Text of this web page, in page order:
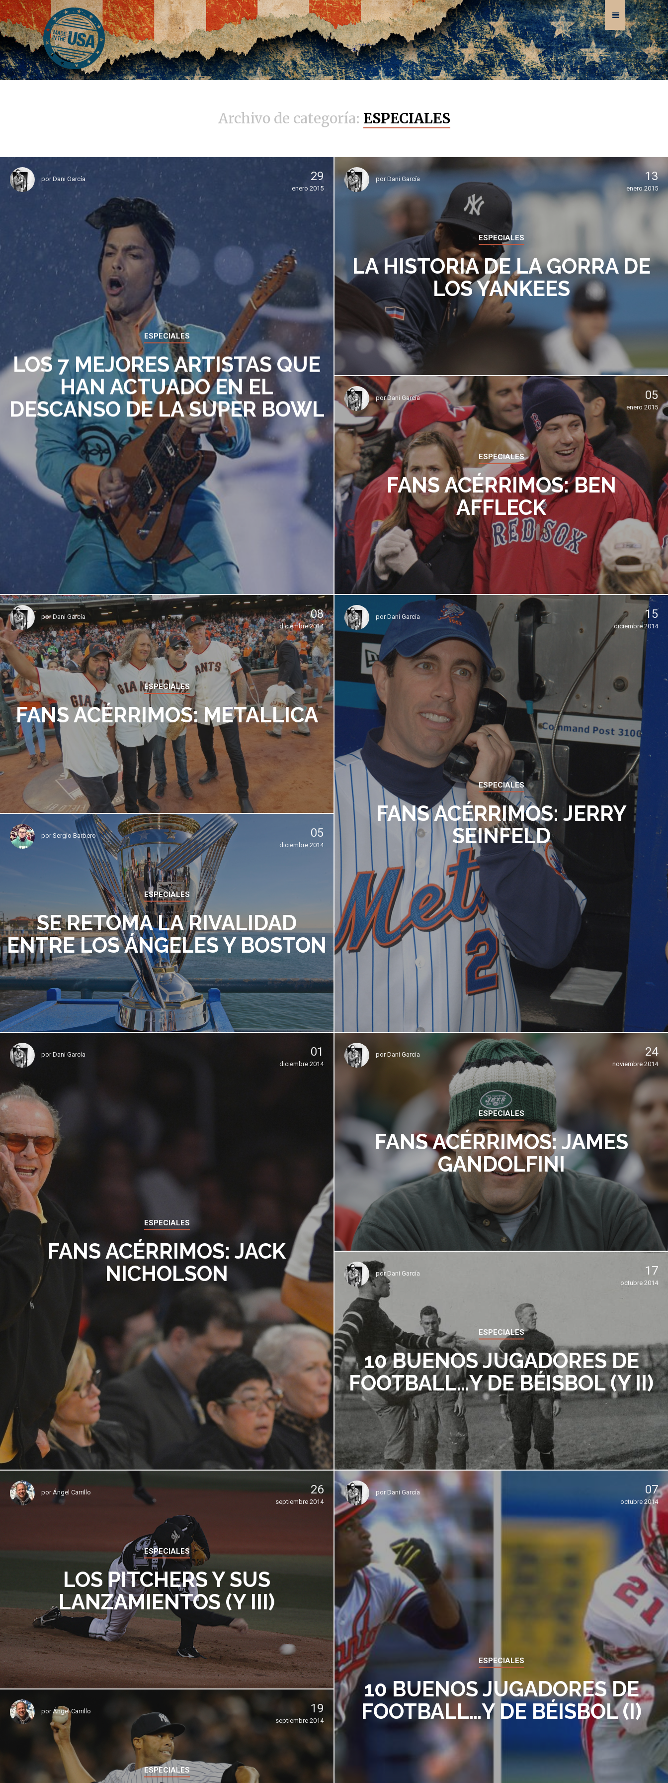
Archivo de categoría: ESPECIALES
porDani García 29
enero 2015
ESPECIALES
LOS 7 MEJORES ARTISTAS QUE
HAN ACTUADO EN EL
DESCANSO DE LA SUPER BOWL
porDani García 13
enero 2015
ESPECIALES
LA HISTORIA DE LA GORRA DE
LOS YANKEES
porDani García 05
enero 2015
ESPECIALES
FANS ACÉRRIMOS: BEN
AFFLECK
porDani García 15
diciembre 2014
ESPECIALES
FANS ACÉRRIMOS: JERRY
SEINFELD
porDani García 08
diciembre 2014
ESPECIALES
FANS ACÉRRIMOS: METALLICA
porSergio Barbero 05
diciembre 2014
ESPECIALES
SE RETOMA LA RIVALIDAD
ENTRE LOS ÁNGELES Y BOSTON
porDani García 01
diciembre 2014
ESPECIALES
FANS ACÉRRIMOS: JACK
NICHOLSON
porDani García 24
noviembre 2014
ESPECIALES
FANS ACÉRRIMOS: JAMES
GANDOLFINI
por Dani García 17
octubre 2014
ESPECIALES
10 BUENOS JUGADORES DE
FOOTBALL…Y DE BÉISBOL (Y II)
por Dani García 07
octubre 2014
ESPECIALES
10 BUENOS JUGADORES DE
FOOTBALL…Y DE BÉISBOL (I)
porÁngel Carrillo 26
septiembre 2014
ESPECIALES
LOS PITCHERS Y SUS
LANZAMIENTOS (Y III)
porÁngel Carrillo 19
septiembre 2014
ESPECIALES